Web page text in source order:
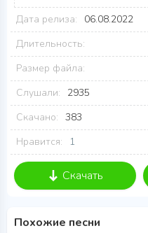
Дата релиза:
06.08.2022
Длительность:
Размер файла:
Слушали:
2935
Скачано: 383
Нравится:
1
Скачать
Похожие песни